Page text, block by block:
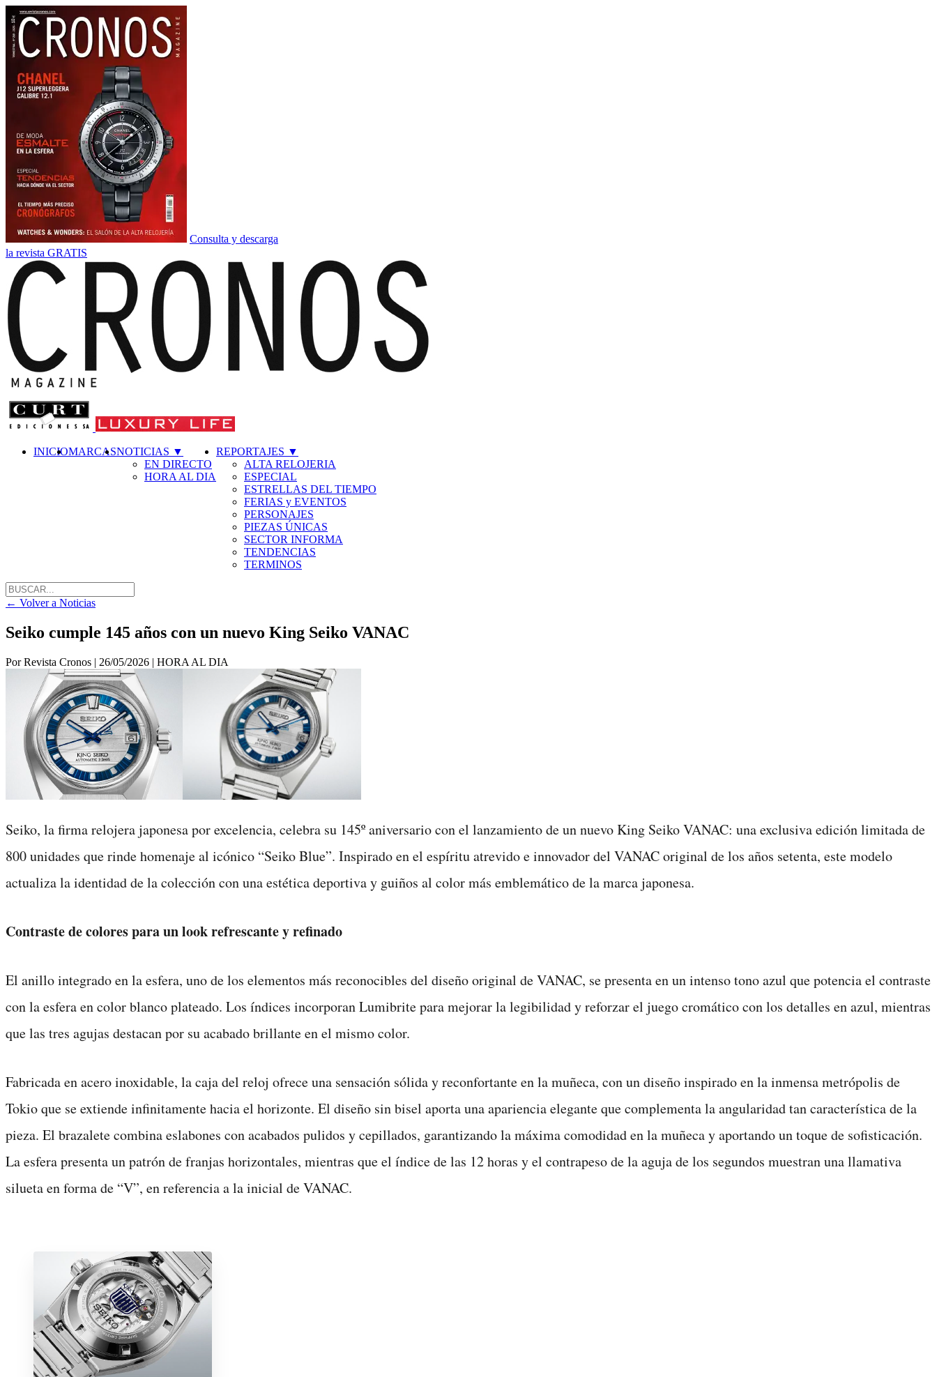
Consulta y descarga
la revista GRATIS
INICIOMARCASNOTICIAS ▼
EN DIRECTO
HORA AL DIA
REPORTAJES ▼
ALTA RELOJERIA
ESPECIAL
ESTRELLAS DEL TIEMPO
FERIAS y EVENTOS
PERSONAJES
PIEZAS ÚNICAS
SECTOR INFORMA
TENDENCIAS
TERMINOS
← Volver a Noticias
Seiko cumple 145 años con un nuevo King Seiko VANAC
Por Revista Cronos | 26/05/2026 | HORA AL DIA
Seiko, la firma relojera japonesa por excelencia, celebra su 145º aniversario con el lanzamiento de un nuevo King Seiko VANAC: una exclusiva edición limitada de
800 unidades que rinde homenaje al icónico “Seiko Blue”. Inspirado en el espíritu atrevido e innovador del VANAC original de los años setenta, este modelo
actualiza la identidad de la colección con una estética deportiva y guiños al color más emblemático de la marca japonesa.
Contraste de colores para un look refrescante y refinado
El anillo integrado en la esfera, uno de los elementos más reconocibles del diseño original de VANAC, se presenta en un intenso tono azul que potencia el contraste
con la esfera en color blanco plateado. Los índices incorporan Lumibrite para mejorar la legibilidad y reforzar el juego cromático con los detalles en azul, mientras
que las tres agujas destacan por su acabado brillante en el mismo color.
Fabricada en acero inoxidable, la caja del reloj ofrece una sensación sólida y reconfortante en la muñeca, con un diseño inspirado en la inmensa metrópolis de
Tokio que se extiende infinitamente hacia el horizonte. El diseño sin bisel aporta una apariencia elegante que complementa la angularidad tan característica de la
pieza. El brazalete combina eslabones con acabados pulidos y cepillados, garantizando la máxima comodidad en la muñeca y aportando un toque de sofisticación.
La esfera presenta un patrón de franjas horizontales, mientras que el índice de las 12 horas y el contrapeso de la aguja de los segundos muestran una llamativa
silueta en forma de “V”, en referencia a la inicial de VANAC.